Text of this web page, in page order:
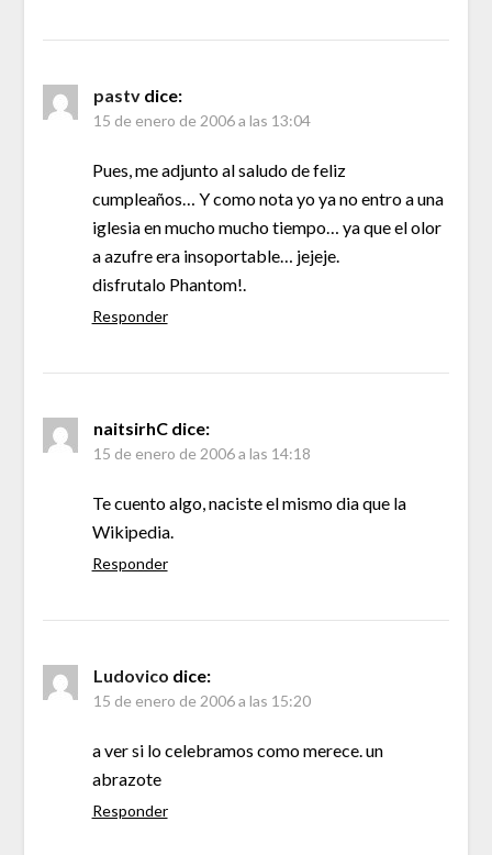
pastv dice:
15 de enero de 2006 a las 13:04
Pues, me adjunto al saludo de feliz
cumpleaños… Y como nota yo ya no entro a una
iglesia en mucho mucho tiempo… ya que el olor
a azufre era insoportable… jejeje.
disfrutalo Phantom!.
Responder
naitsirhC dice:
15 de enero de 2006 a las 14:18
Te cuento algo, naciste el mismo dia que la
Wikipedia.
Responder
Ludovico dice:
15 de enero de 2006 a las 15:20
a ver si lo celebramos como merece. un
abrazote
Responder